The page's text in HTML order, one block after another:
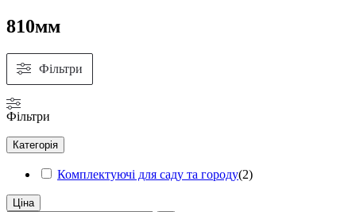
810мм
Фільтри
Фільтри
Категорія
Комплектуючі для саду та городу(2)
Ціна